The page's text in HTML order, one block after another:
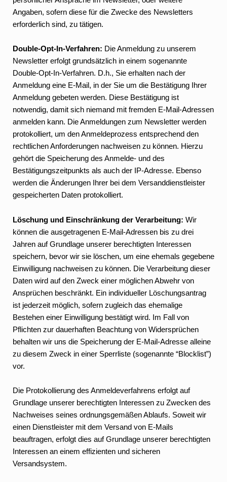
Angaben, sofern diese für die Zwecke des Newsletters
erforderlich sind, zu tätigen.
Double-Opt-In-Verfahren: Die Anmeldung zu unserem
Newsletter erfolgt grundsätzlich in einem sogenannte
Double-Opt-In-Verfahren. D.h., Sie erhalten nach der
Anmeldung eine E-Mail, in der Sie um die Bestätigung Ihrer
Anmeldung gebeten werden. Diese Bestätigung ist
notwendig, damit sich niemand mit fremden E-Mail-Adressen
anmelden kann. Die Anmeldungen zum Newsletter werden
protokolliert, um den Anmeldeprozess entsprechend den
rechtlichen Anforderungen nachweisen zu können. Hierzu
gehört die Speicherung des Anmelde- und des
Bestätigungszeitpunkts als auch der IP-Adresse. Ebenso
werden die Änderungen Ihrer bei dem Versanddienstleister
gespeicherten Daten protokolliert.
Löschung und Einschränkung der Verarbeitung: Wir
können die ausgetragenen E-Mail-Adressen bis zu drei
Jahren auf Grundlage unserer berechtigten Interessen
speichern, bevor wir sie löschen, um eine ehemals gegebene
Einwilligung nachweisen zu können. Die Verarbeitung dieser
Daten wird auf den Zweck einer möglichen Abwehr von
Ansprüchen beschränkt. Ein individueller Löschungsantrag
ist jederzeit möglich, sofern zugleich das ehemalige
Bestehen einer Einwilligung bestätigt wird. Im Fall von
Pflichten zur dauerhaften Beachtung von Widersprüchen
behalten wir uns die Speicherung der E-Mail-Adresse alleine
zu diesem Zweck in einer Sperrliste (sogenannte “Blocklist”)
vor.
Die Protokollierung des Anmeldeverfahrens erfolgt auf
Grundlage unserer berechtigten Interessen zu Zwecken des
Nachweises seines ordnungsgemäßen Ablaufs. Soweit wir
einen Dienstleister mit dem Versand von E-Mails
beauftragen, erfolgt dies auf Grundlage unserer berechtigten
Interessen an einem effizienten und sicheren
Versandsystem.